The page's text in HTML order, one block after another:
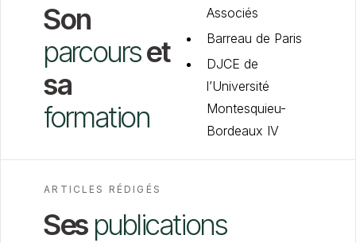
Son
parcourset
sa
formation
Associés
Barreau de Paris
DJCE de
l’Université
Montesquieu-
Bordeaux IV
ARTICLES RÉDIGÉS
Ses publications